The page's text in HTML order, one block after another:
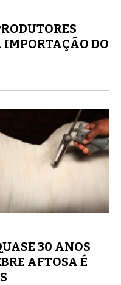
IMPORTAÇÃO DO
30 ANOS
AFTOSA É